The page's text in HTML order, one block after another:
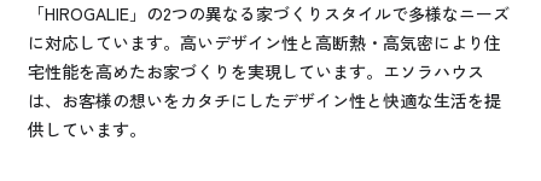
「HIROGALIE」の2つの異なる家づくりスタイルで多様なニーズ
に対応しています。高いデザイン性と高断熱・高気密により住
宅性能を高めたお家づくりを実現しています。エソラハウス
は、お客様の想いをカタチにしたデザイン性と快適な生活を提
供しています。